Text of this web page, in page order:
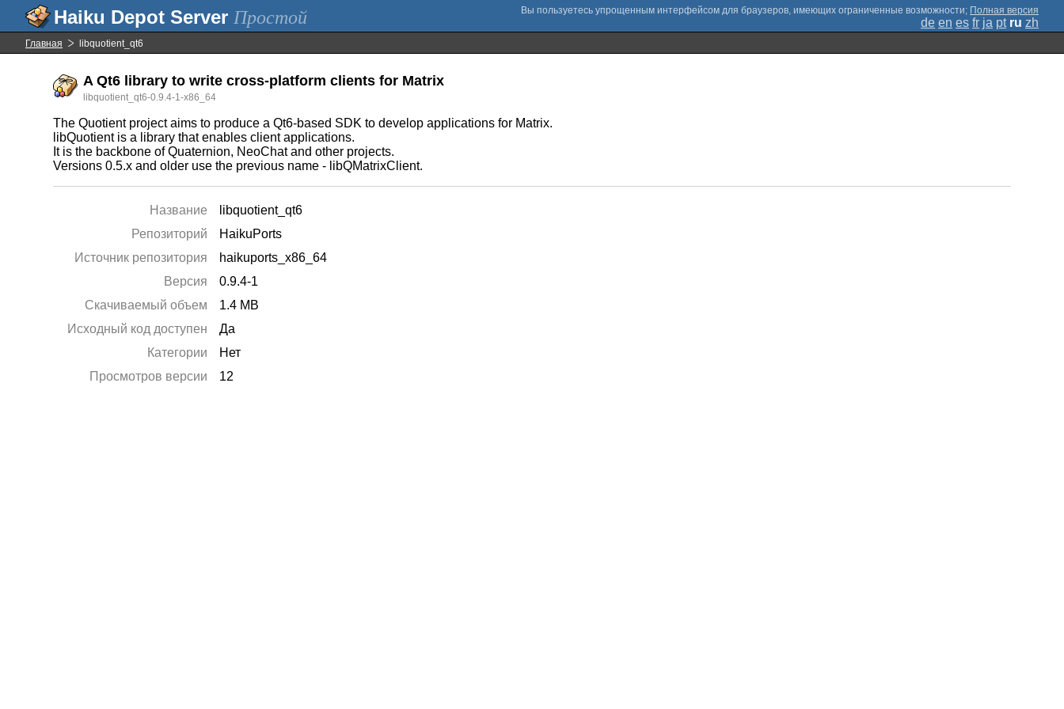
Простой ; Полная версия
de en es fr ja pt ru zh
Главная libquotient_qt6
A Qt6 library to write cross-platform clients for Matrix
libquotient_qt6-0.9.4-1-x86_64
The Quotient project aims to produce a Qt6-based SDK to develop applications for Matrix.
libQuotient is a library that enables client applications.
It is the backbone of Quaternion, NeoChat and other projects.
Versions 0.5.x and older use the previous name - libQMatrixClient.
Название
libquotient_qt6
Репозиторий
HaikuPorts
Источник репозитория
haikuports_x86_64
Версия
0.9.4-1
Скачиваемый объем
1.4 MB
Исходный код доступен
Да
Категории
Нет
Просмотров версии
12